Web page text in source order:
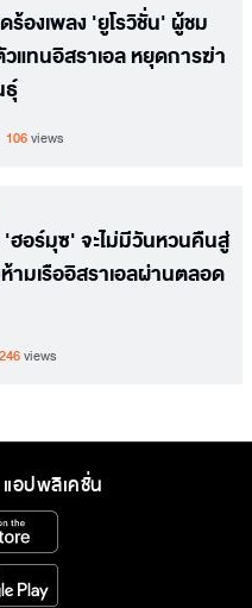
ร้องเพลง 'ยูโรวิชั่น' ผู้ชม
แทนอิสราเอล หยุดการฆ่า
ธุ์
106views
ฮอร์มุซ' จะไม่มีวันหวนคืนสู่
ามเรืออิสราเอลผ่านตลอด
246views
แอปพลิเคชั่น